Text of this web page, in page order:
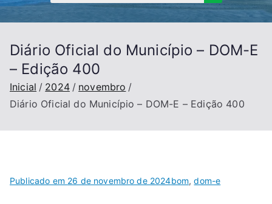
Diário Oficial do Município – DOM-E
– Edição 400
Inicial 2024
novembro
Diário Oficial do Município – DOM-E – Edição 400
Publicado em 26 de novembro de 2024bom,dom-e